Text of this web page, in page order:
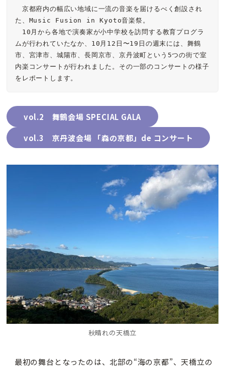
京都府内の幅広い地域に一流の音楽を届けるべく創設され
た、Music Fusion in Kyoto音楽祭。
10月から各地で演奏家が小中学校を訪問する教育プログラ
ムが行われていたなか、10月12日〜19日の週末には、舞鶴
市、宮津市、城陽市、長岡京市、京丹波町という5つの街で室
内楽コンサートが行われました。その一部のコンサートの様子
をレポートします。
vol.2 舞鶴会場 SPECIAL GALA
vol.3 京丹波会場 「森の京都」de コンサート
秋晴れの天橋立
最初の舞台となったのは、北部の“海の京都”、天橋立の